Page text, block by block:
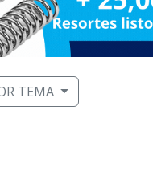
TEMA